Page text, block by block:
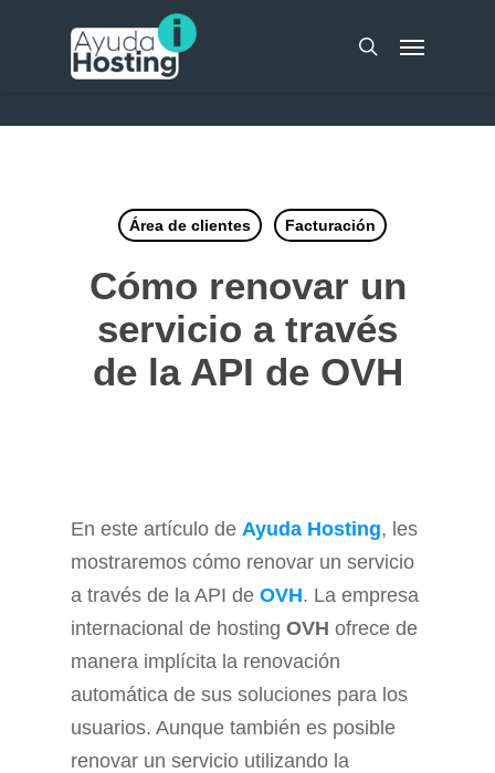
search
Menu
Área de clientes Facturación
Cómo renovar un
servicio a través
de la API de OVH
En este artículo de Ayuda Hosting, les
mostraremos cómo renovar un servicio
a través de la API de OVH. La empresa
internacional de hosting OVH ofrece de
manera implícita la renovación
automática de sus soluciones para los
usuarios. Aunque también es posible
renovar un servicio utilizando la